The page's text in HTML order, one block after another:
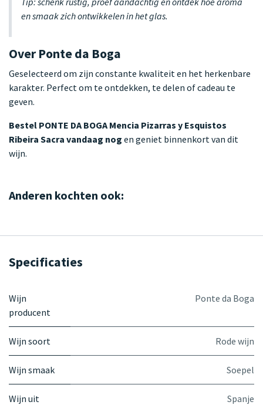
en smaak zich ontwikkelen in het glas.
Over Ponte da Boga
Geselecteerd om zijn constante kwaliteit en het herkenbare
karakter. Perfect om te ontdekken, te delen of cadeau te
geven.
Bestel PONTE DA BOGA Mencia Pizarras y Esquistos
Ribeira Sacra vandaag nog en geniet binnenkort van dit
wijn.
Anderen kochten ook:
Specificaties
Wijn
producent
Ponte da Boga
Wijn soort Rode wijn
Wijn smaak Soepel
Wijn uit
Spanje